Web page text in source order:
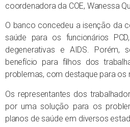
coordenadora da COE, Wanessa
O banco concedeu a isenção da
saúde para os funcionários
degenerativas e AIDS. Porém,
benefício para filhos dos
problemas, com destaque para os
Os representantes dos
por uma solução para os
planos de saúde em diversos